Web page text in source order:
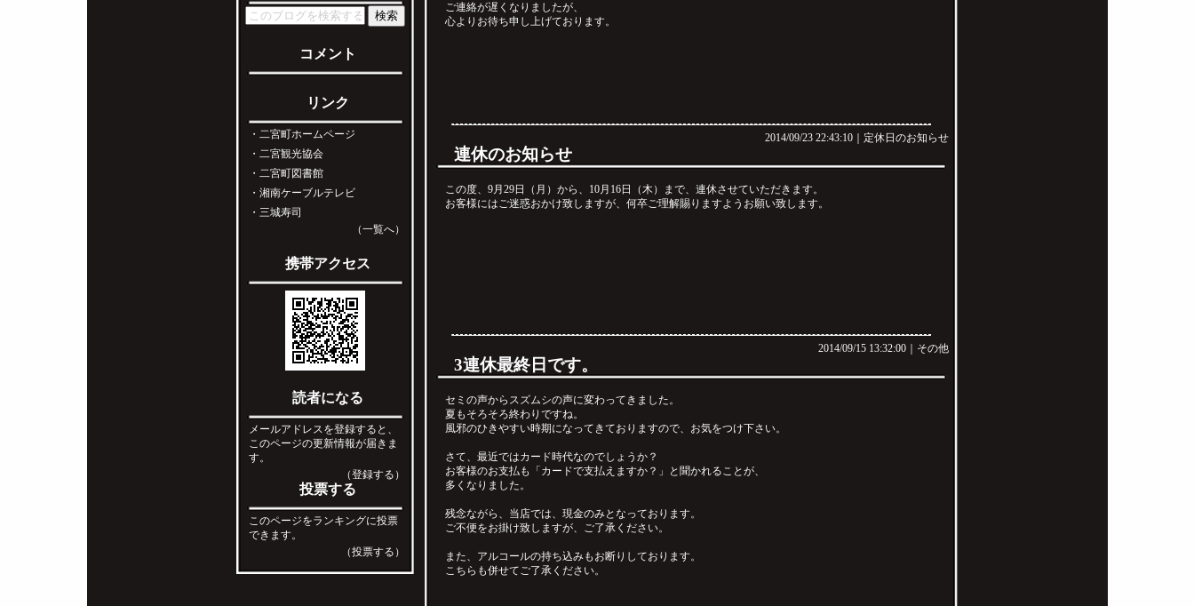
コメント
リンク
・二宮町ホームページ
・二宮観光協会
・二宮町図書館
・湘南ケーブルテレビ
・三城寿司
（一覧へ）
携帯アクセス
読者になる
メールアドレスを登録すると、
このページの更新情報が届きま
す。
（登録する）
投票する
このページをランキングに投票
できます。
（投票する）
ご連絡が遅くなりましたが、
心よりお待ち申し上げております。
2014/09/23 22:43:10｜ 定休日のお知らせ
連休のお知らせ
この度、9月29日（月）から、10月16日（木）まで、連休させていただきます。
お客様にはご迷惑おかけ致しますが、何卒ご理解賜りますようお願い致します。
2014/09/15 13:32:00｜ その他
3連休最終日です。
セミの声からスズムシの声に変わってきました。
夏もそろそろ終わりですね。
風邪のひきやすい時期になってきておりますので、お気をつけ下さい。
さて、最近ではカード時代なのでしょうか？
お客様のお支払も「カードで支払えますか？」と聞かれることが、
多くなりました。
残念ながら、当店では、現金のみとなっております。
ご不便をお掛け致しますが、ご了承ください。
また、アルコールの持ち込みもお断りしております。
こちらも併せてご了承ください。